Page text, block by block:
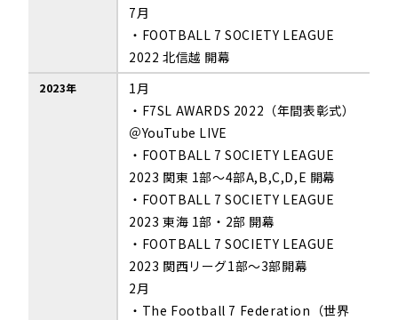
7月
・FOOTBALL 7 SOCIETY LEAGUE
2022 北信越 開幕
2023年
1月
・F7SL AWARDS 2022（年間表彰式）
＠YouTube LIVE
・FOOTBALL 7 SOCIETY LEAGUE
2023 関東 1部～4部A,B,C,D,E 開幕
・FOOTBALL 7 SOCIETY LEAGUE
2023 東海 1部・2部 開幕
・ FOOTBALL 7 SOCIETY LEAGUE
2023 関西リーグ1部～3部開幕
2月
・The Football 7 Federation（世界